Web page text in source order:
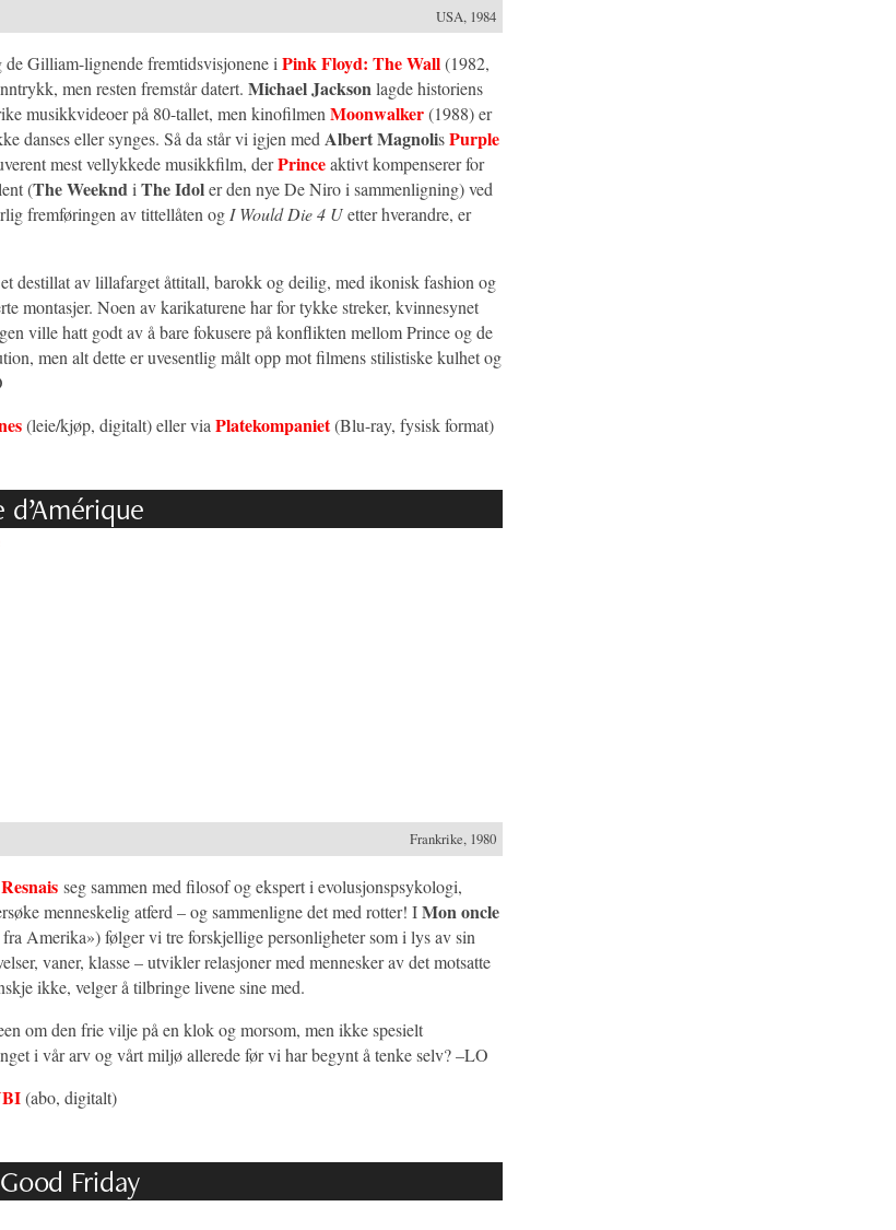
USA, 1984
de Gilliam-lignende fremtidsvisjonene i Pink Floyd: The Wall(1982,
men resten fremstår datert. Michael Jacksonlagde historiens
musikkvideoer på 80-tallet, men kinofilmen Moonwalker(1988) er
danses eller synges. Så da står vi igjen med Albert MagnolisPurple
mest vellykkede musikkfilm, derPrinceaktivt kompenserer for
(The Weekndi The Idoler den nye De Niro i sammenligning) ved
fremføringen av tittellåten og I Would Die 4 Uetter hverandre, er
et destillat av lillafarget åttitall, barokk og deilig, med ikonisk fashion og
montasjer. Noen av karikaturene har for tykke streker, kvinnesynet
ville hatt godt av å bare fokusere på konflikten mellom Prince og de
men alt dette er uvesentlig målt opp mot filmens stilistiske kulhet og
(leie/kjøp, digitalt) eller via Platekompaniet(Blu-ray, fysisk format)
Frankrike, 1980
seg sammen med filosof og ekspert i evolusjonspsykologi,
menneskelig atferd – og sammenligne det med rotter! IMon oncle
Amerika») følger vi tre forskjellige personligheter som i lys av sin
vaner, klasse – utvikler relasjoner med mennesker av det motsatte
ikke, velger å tilbringe livene sine med.
om den frie vilje på en klok og morsom, men ikke spesielt
i vår arv og vårt miljø allerede før vi har begynt å tenke selv? –LO
(abo, digitalt)
Friday